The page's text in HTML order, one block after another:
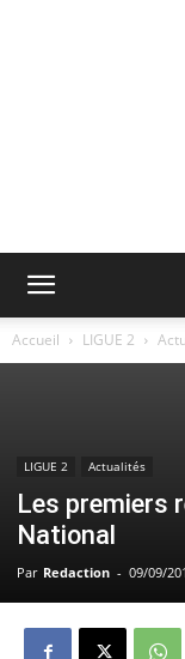
Accueil LIGUE 2
LIGUE 2 Actualités
Les premiers
National
Par Redaction - 09/09/